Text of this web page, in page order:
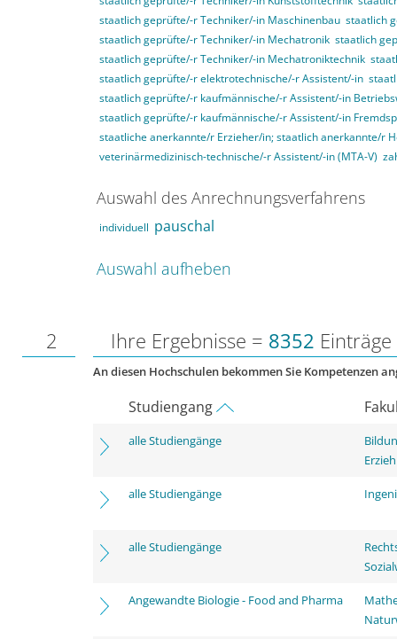
staatlich geprüfte/-r Techniker/-in Maschinenbau staatlich
staatlich geprüfte/-r Techniker/-in Mechatronik staatlich
staatlich geprüfte/-r Techniker/-in Mechatroniktechnik
staatlich geprüfte/-r elektrotechnische/-r Assistent/-in
staatlich geprüfte/-r kaufmännische/-r Assistent/-in
staatlich geprüfte/-r kaufmännische/-r Assistent/-in
staatliche anerkannte/r Erzieher/in; staatlich anerkannte/r
veterinärmedizinisch-technische/-r Assistent/-in (MTA-V)
Auswahl des Anrechnungsverfahrens
individuell pauschal
Auswahl aufheben
2 Ihre Ergebnisse = 8352 Einträge
An diesen Hochschulen bekommen Sie Kompetenzen
Studiengang
alle Studiengänge
alle Studiengänge
alle Studiengänge
Angewandte Biologie - Food and Pharma